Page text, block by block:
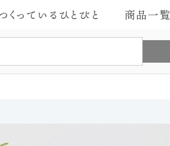
くっているひとびと 商品一覧